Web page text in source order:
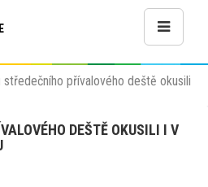
středečního přívalového deště okusili
DEŠTĚ OKUSILI I V